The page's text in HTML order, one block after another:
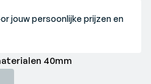
jouw persoonlijke prijzen en
Metabo invalzaag ruwe materialen 40mm